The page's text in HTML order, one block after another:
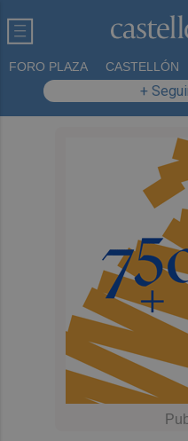
FORO PLAZA CASTELLÓN
+